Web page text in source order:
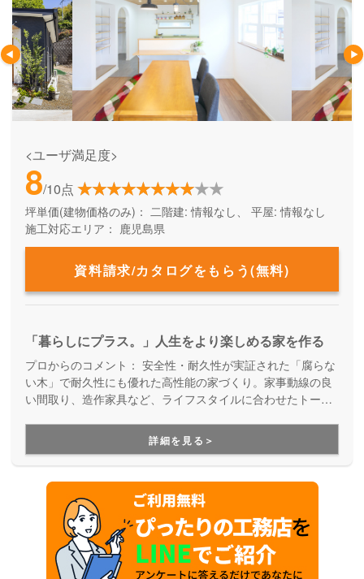
<ユーザ満足度>
8/10点
坪単価(建物価格のみ)： 二階建: 情報なし、 平屋: 情報なし
施工対応エリア： 鹿児島県
資料請求/カタログをもらう(無料)
「暮らしにプラス。」人生をより楽しめる家を作る
プロからのコメント： 安全性・耐久性が実証された「腐らな
い木」で耐久性にも優れた高性能の家づくり。家事動線の良
い間取り、造作家具など、ライフスタイルに合わせたトータ
上実績があります。もちろん屋上のない家も実績豊富。リフ
ォームを専門とするグループ会社があり、建てた後も安心し
てお任せいただけます。
詳細を見る＞